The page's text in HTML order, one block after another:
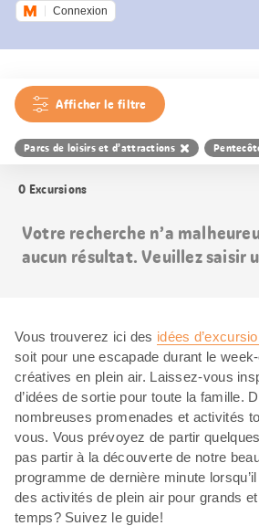
Connexion
Afficher le filtre
Parcs de loisirs et d’attractions
0 Excursions
Votre recherche n’a
aucun résultat. Veuillez saisir
Vous trouverez ici des idées
soit pour une escapade durant le
créatives en plein air. Laissez-vous
d’idées de sortie pour toute la famille.
nombreuses promenades et activités
vous. Vous prévoyez de partir
pas partir à la découverte de notre
programme de dernière minute
des activités de plein air pour grands
temps? Suivez le guide!